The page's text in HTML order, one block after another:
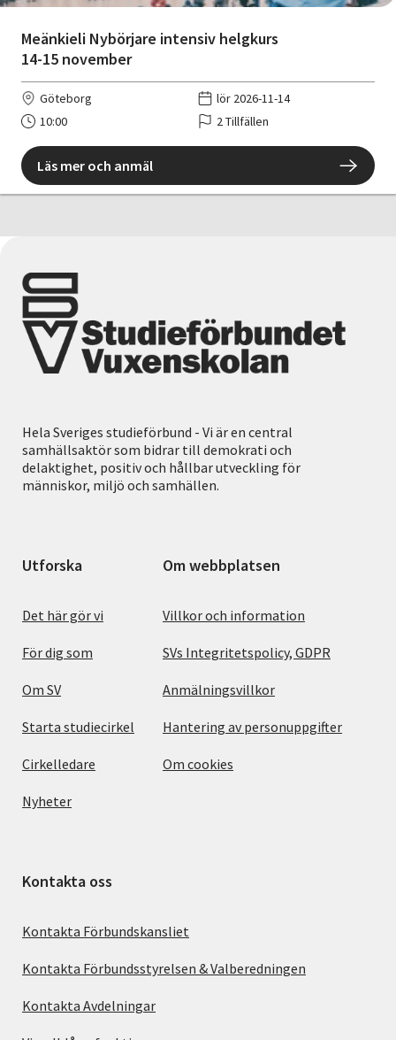
Meänkieli Nybörjare intensiv helgkurs
14-15 november
Göteborg
lör 2026-11-14
10:00
2 Tillfällen
Läs mer och anmäl
Hela Sveriges studieförbund - Vi är en central
samhällsaktör som bidrar till demokrati och
delaktighet, positiv och hållbar utveckling för
människor, miljö och samhällen.
Utforska
Det här gör vi
För dig som
Om SV
Starta studiecirkel
Cirkelledare
Nyheter
Om webbplatsen
Villkor och information
SVs Integritetspolicy, GDPR
Anmälningsvillkor
Hantering av personuppgifter
Om cookies
Kontakta oss
Kontakta Förbundskansliet
Kontakta Förbundsstyrelsen & Valberedningen
Kontakta Avdelningar